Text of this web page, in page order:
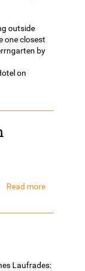
outside
one closest
by
on
Read more
Laufrades: